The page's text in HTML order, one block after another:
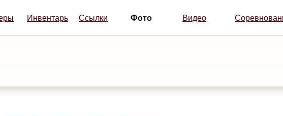
Инвентарь Ссылки Фото Видео